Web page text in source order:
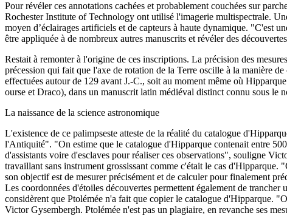
Pour révéler ces annotations cachées et probablement couchées sur
Rochester Institute of Technology ont utilisé l'imagerie multispectrale.
moyen d’éclairages artificiels et de capteurs à haute dynamique. "C'est
être appliquée à de nombreux autres manuscrits et révéler des
Restait à remonter à l'origine de ces inscriptions. La précision des
précession qui fait que l'axe de rotation de la Terre oscille à la manière
effectuées autour de 129 avant J.-C., soit au moment même où
ourse et Draco), dans un manuscrit latin médiéval distinct connu sous
La naissance de la science astronomique
L'existence de ce palimpseste atteste de la réalité du catalogue
l'Antiquité". "On estime que le catalogue d'Hipparque contenait entre
d'assistants voire d'esclaves pour réaliser ces observations", souligne
travaillant sans instrument grossissant comme c'était le cas
son objectif est de mesurer précisément et de calculer pour finalement
Les coordonnées d'étoiles découvertes permettent également de
considèrent que Ptolémée n'a fait que copier le catalogue d'Hipparque.
Victor Gysembergh. Ptolémée n'est pas un plagiaire, en revanche ses